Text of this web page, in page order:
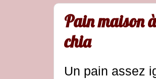
Pain maison
chia
Un pain assez